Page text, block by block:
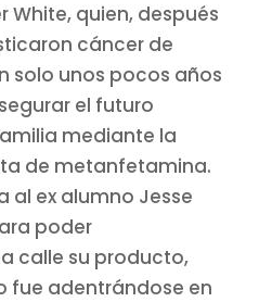
White, quien, después
cáncer de
solo unos pocos años
el futuro
mediante la
de metanfetamina.
al ex alumno Jesse
poder
calle su producto,
fue adentrándose en